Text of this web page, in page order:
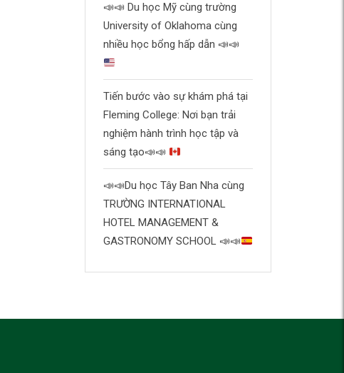
📣📣 Du học Mỹ cùng trường
University of Oklahoma cùng
nhiều học bổng hấp dẫn 📣📣
Tiến bước vào sự khám phá tại
Fleming College: Nơi bạn trải
nghiệm hành trình học tập và
sáng tạo📣📣
📣📣Du học Tây Ban Nha cùng
TRƯỜNG INTERNATIONAL
HOTEL MANAGEMENT &
GASTRONOMY SCHOOL 📣📣